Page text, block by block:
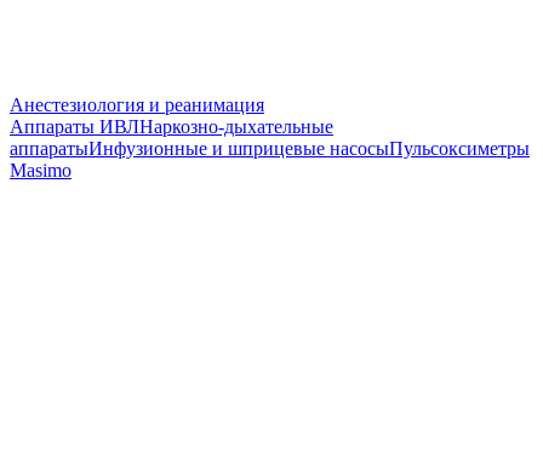
Анестезиология и реанимация
Аппараты ИВЛНаркозно-дыхательные
аппаратыИнфузионные и шприцевые насосыПульсоксиметры
Masimo